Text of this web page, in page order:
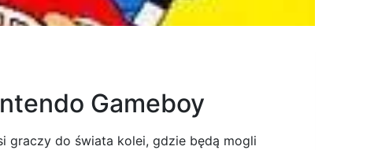
Gameboy
graczy do świata kolei, gdzie będą mogli